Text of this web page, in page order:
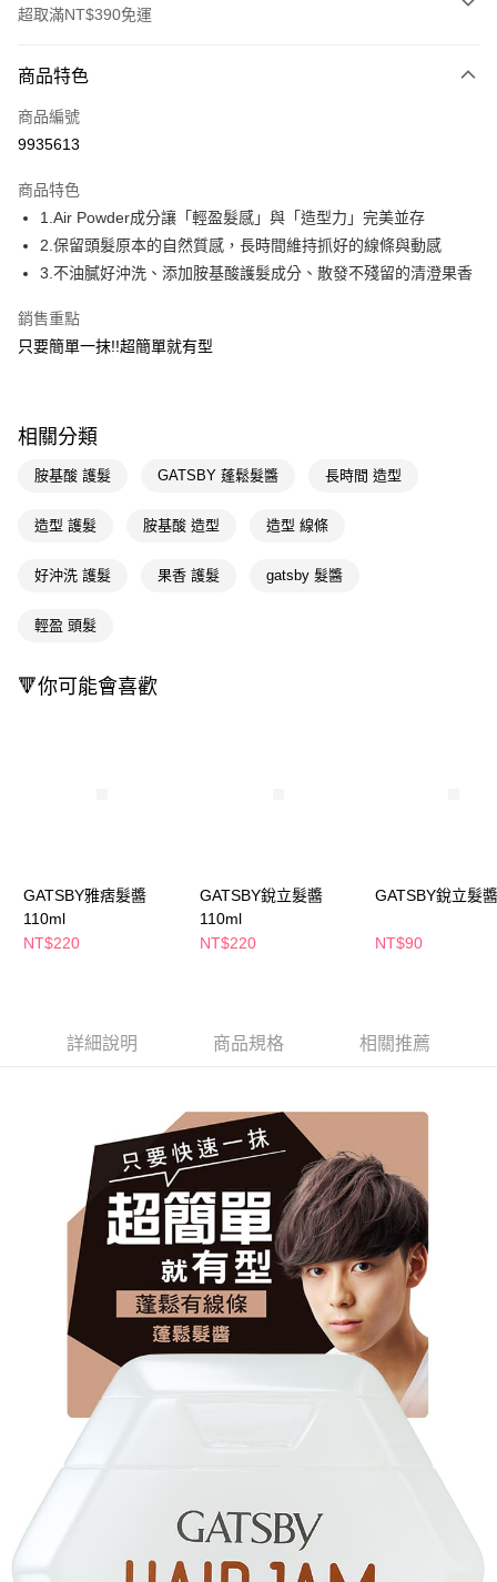
超取滿NT$390免運
POYA支付
信用卡一次付款
LINE Pay
Apple Pay
悠遊付
相關說明
【關於「AFTEE先享後付」】
１．簡單：不需註冊會員、不需綁卡、不需儲值。
３．安心：先確認商品／服務後，再付款。
１．於結帳方式選擇「AFTEE先享後付」後，將跳轉至「AFTEE先享後付」
３．收到繳費通知簡訊後14天內，點擊此簡訊中的連結，可透過四大超商／
１．透過由恩沛科技股份有限公司提供之「AFTEE先享後付」服務完成之交
權轉讓予恩沛科技股份有限公司。
２．關於個人資料處理事宜，請瀏覽以下網址：
４．使用「AFTEE先享後付」時，將依據個別帳號之用戶狀況，依本公司即
５．嚴禁一人註冊多個帳號或使用他人資訊註冊。若發現惡意使用之情形，
恩沛科技股份有限公司將有權停止該用戶之使用額度並採取法律行動。
即享券
全家取貨付款
每筆NT$65，滿NT$390(含以上)免運費
每筆NT$65，滿NT$490(含以上)免運費
每筆NT$100，滿NT$790(含以上)免運費
商品特色
商品編號
9935613
商品特色
1.Air Powder成分讓「輕盈髮感」與「造型力」完美並存
2.保留頭髮原本的自然質感，長時間維持抓好的線條與動感
3.不油膩好沖洗、添加胺基酸護髮成分、散發不殘留的清澄果香
銷售重點
只要簡單一抹!!超簡單就有型
相關分類
胺基酸 護髮 GATSBY 蓬鬆髮醬 長時間 造型
造型 護髮 胺基酸 造型 造型 線條
好沖洗 護髮 果香 護髮 gatsby 髮醬
輕盈 頭髮
🔻你可能會喜歡
GATSBY雅痞髮醬
110ml
NT$220
GATSBY銳立髮醬
110ml
NT$220
GATSBY銳立髮
NT$90
詳細說明 商品規格 相關推薦